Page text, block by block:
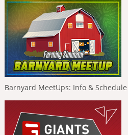
Barnyard MeetUps: Info &